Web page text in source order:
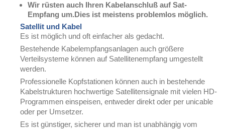
Wir rüsten auch Ihren Kabelanschluß auf Sat-
Empfang um.Dies ist meistens problemlos möglich.
Satellit und Kabel
Es ist möglich und oft einfacher als gedacht.
Bestehende Kabelempfangsanlagen auch größere
Verteilsysteme können auf Satellitenempfang umgestellt
werden.
Professionelle Kopfstationen können auch in bestehende
Kabelstrukturen hochwertige Satellitensignale mit vielen HD-
Programmen einspeisen, entweder direkt oder per unicable
oder per Umsetzer.
Es ist günstiger, sicherer und man ist unabhängig vom